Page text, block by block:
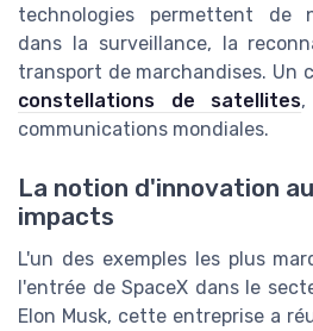
technologies permettent de
dans la surveillance, la
transport de marchandises. Un
constellations de satellites,
communications mondiales.
La notion d'innovation
impacts
L'un des exemples les plus
l'entrée de SpaceX dans le
Elon Musk, cette entreprise a